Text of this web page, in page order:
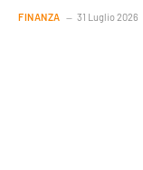
FINANZA 31 Luglio 2026